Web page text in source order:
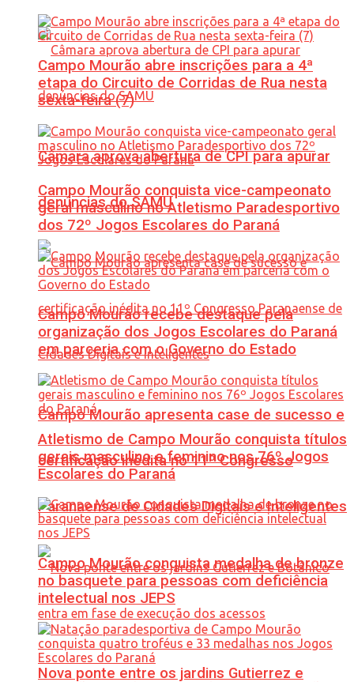
Câmara aprova abertura de CPI para apurar
denúncias do SAMU
Campo Mourão apresenta case de sucesso e
certificação inédita no 11º Congresso
Paranaense de Cidades Digitais e Inteligentes
Nova ponte entre os jardins Gutierrez e
Campo Mourão abre inscrições para a 4ª
etapa do Circuito de Corridas de Rua nesta
sexta-feira (7)
Campo Mourão conquista vice-campeonato
geral masculino no Atletismo Paradesportivo
dos 72º Jogos Escolares do Paraná
Campo Mourão recebe destaque pela
organização dos Jogos Escolares do Paraná
em parceria com o Governo do Estado
Atletismo de Campo Mourão conquista títulos
gerais masculino e feminino nos 76º Jogos
Escolares do Paraná
Campo Mourão conquista medalha de bronze
no basquete para pessoas com deficiência
intelectual nos JEPS